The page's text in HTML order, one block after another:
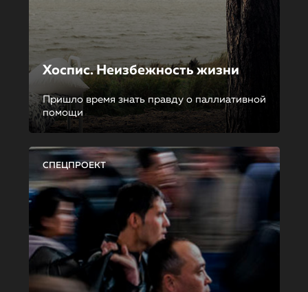
Хоспис. Неизбежность жизни
Пришло время знать правду о паллиативной
помощи
СПЕЦПРОЕКТ